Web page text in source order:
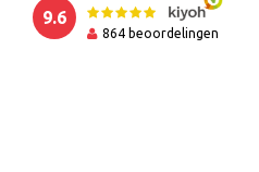
9.6
864 beoordelingen